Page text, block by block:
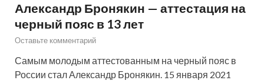
Александр Бронякин — аттестация на
черный пояс в 13 лет
Оставьте комментарий
Самым молодым аттестованным на черный пояс в
России стал Александр Бронякин. 15 января 2021